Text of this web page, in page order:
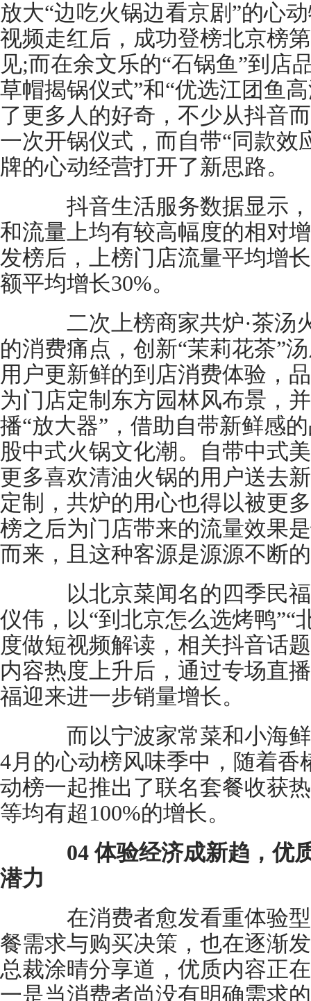
放大“边吃火锅边看京剧”的心
视频走红后，成功登榜北京榜
见;而在余文乐的“石锅鱼”到店
草帽揭锅仪式”和“优选江团鱼
了更多人的好奇，不少从抖音
一次开锅仪式，而自带“同款效
牌的心动经营打开了新思路。
抖音生活服务数据显示，
和流量上均有较高幅度的相对
发榜后，上榜门店流量平均增
额平均增长30%。
二次上榜商家共炉·茶汤
的消费痛点，创新“茉莉花茶”
用户更新鲜的到店消费体验，
为门店定制东方园林风布景，
播“放大器”，借助自带新鲜感
股中式火锅文化潮。自带中式
更多喜欢清油火锅的用户送去
定制，共炉的用心也得以被更
榜之后为门店带来的流量效果
而来，且这种客源是源源不断
以北京菜闻名的四季民福
仪伟，以“到北京怎么选烤鸭”“
度做短视频解读，相关抖音话
内容热度上升后，通过专场直
福迎来进一步销量增长。
而以宁波家常菜和小海鲜
4月的心动榜风味季中，随着香
动榜一起推出了联名套餐收获
等均有超100%的增长。
04 体验经济成新趋，优
潜力
在消费者愈发看重体验型
餐需求与购买决策，也在逐渐
总裁涂晴分享道，优质内容正
一是当消费者尚没有明确需求